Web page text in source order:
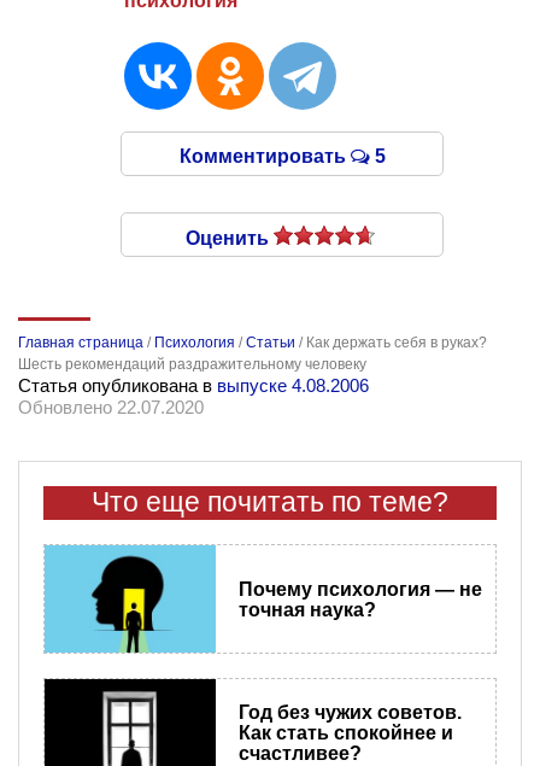
Комментировать 5
Оценить
Главная страница / Психология /Статьи / Как держать себя в руках?
Шесть рекомендаций раздражительному человеку
Статья опубликована в выпуске 4.08.2006
Обновлено 22.07.2020
Что еще почитать по теме?
Почему психология — не
точная наука?
Год без чужих советов.
Как стать спокойнее и
счастливее?